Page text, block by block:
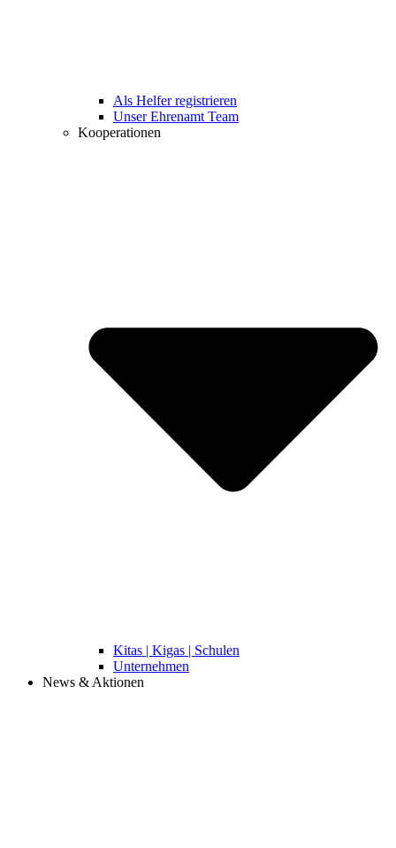
Als Helfer registrieren
Unser Ehrenamt Team
Kooperationen
Kitas | Kigas | Schulen
Unternehmen
News & Aktionen